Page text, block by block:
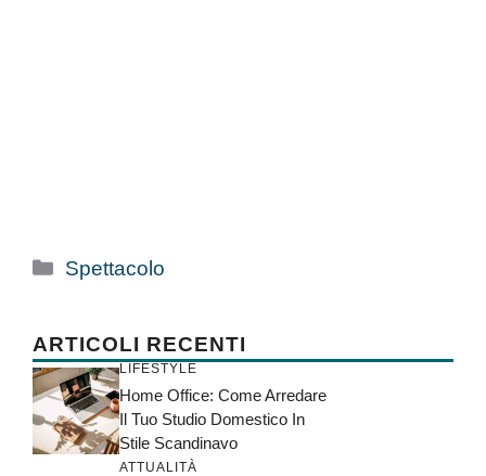
Categorie
Spettacolo
ARTICOLI RECENTI
LIFESTYLE
Home Office: Come Arredare
Il Tuo Studio Domestico In
Stile Scandinavo
ATTUALITÀ